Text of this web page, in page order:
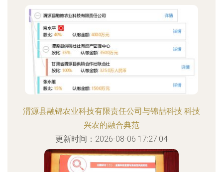
渭源县融锦农业科技有限责任公司与锦喆科技 科技
兴农的融合典范
更新时间：2026-08-06 17:27:04